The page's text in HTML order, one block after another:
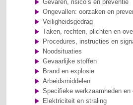
Gevaren, risico’s en preventie
Ongevallen: oorzaken en
Veiligheidsgedrag
Taken, rechten, plichten en
Procedures, instructies en
Noodsituaties
Gevaarlijke stoffen
Brand en explosie
Arbeidsmiddelen
Specifieke werkzaamheden en
Elektriciteit en straling